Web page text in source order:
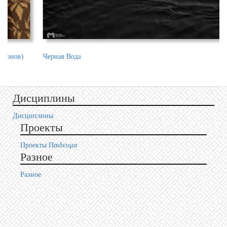
Черная Вода
Дисциплины
Дисциплины
Проекты
Проекты Пαιδευμα
Разное
Разное